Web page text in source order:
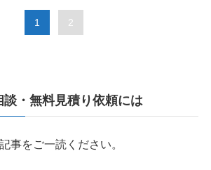
1 2
談・無料見積り依頼には
事をご一読ください。